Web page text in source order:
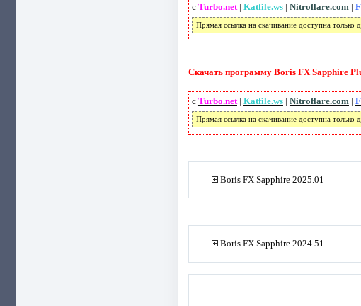
с Turbo.net| Katfile.ws| Nitroflare.com |
Прямая ссылка на скачивание доступна только
Скачать программу Boris FX Sapphire
с Turbo.net| Katfile.ws| Nitroflare.com |
Прямая ссылка на скачивание доступна только
Boris FX Sapphire 2025.01
Boris FX Sapphire 2024.51